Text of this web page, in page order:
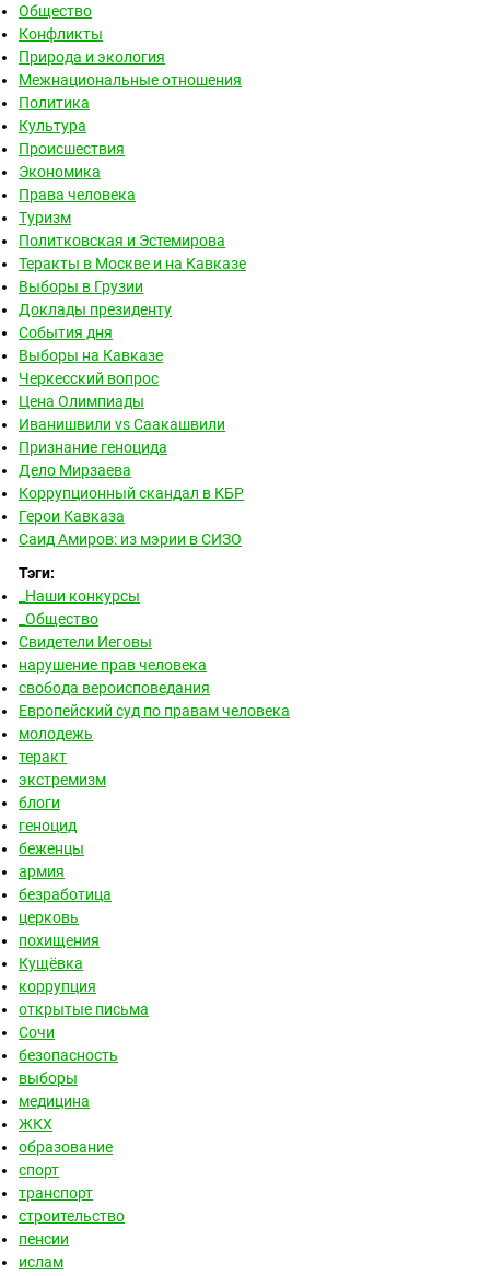
Общество
Конфликты
Природа и экология
Межнациональные отношения
Политика
Культура
Происшествия
Экономика
Права человека
Туризм
Политковская и Эстемирова
Теракты в Москве и на Кавказе
Выборы в Грузии
Доклады президенту
События дня
Выборы на Кавказе
Черкесский вопрос
Цена Олимпиады
Иванишвили vs Саакашвили
Признание геноцида
Дело Мирзаева
Коррупционный скандал в КБР
Герои Кавказа
Саид Амиров: из мэрии в СИЗО
Тэги:
_Наши конкурсы
_Общество
Свидетели Иеговы
нарушение прав человека
свобода вероисповедания
Европейский суд по правам человека
молодежь
теракт
экстремизм
блоги
геноцид
беженцы
армия
безработица
церковь
похищения
Кущёвка
коррупция
открытые письма
Сочи
безопасность
выборы
медицина
ЖКХ
образование
спорт
транспорт
строительство
пенсии
ислам